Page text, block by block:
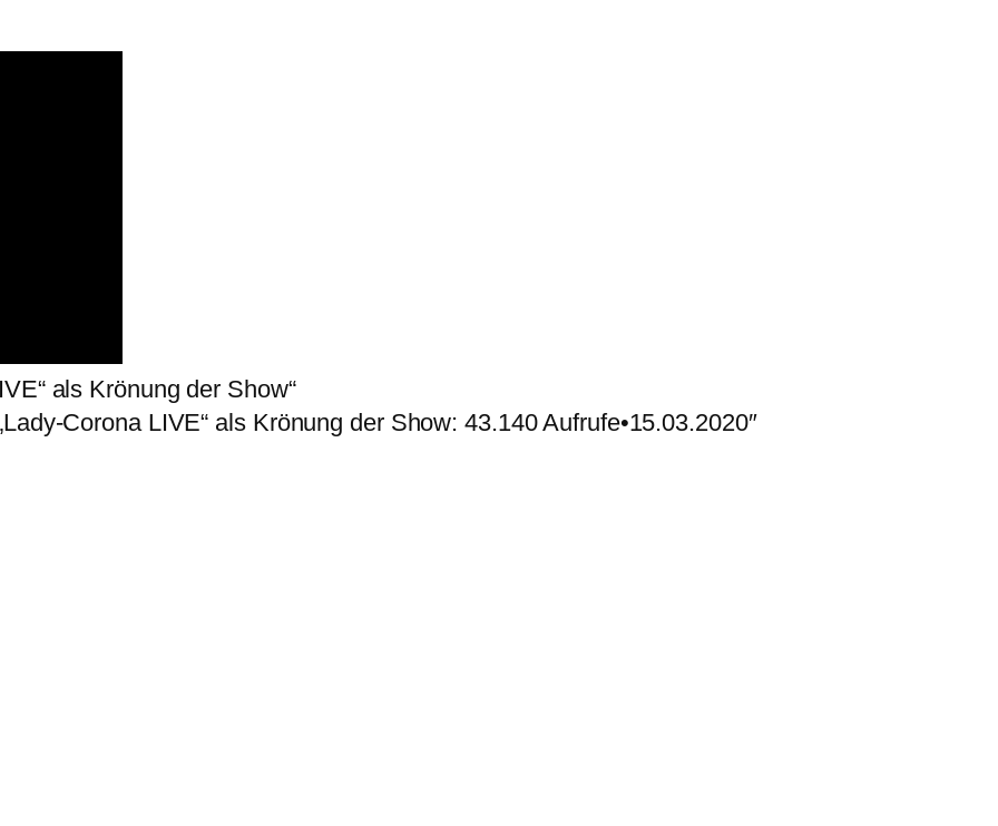
als Krönung der Show“
Corona LIVE“ als Krönung der Show: 43.140 Aufrufe•15.03.2020″